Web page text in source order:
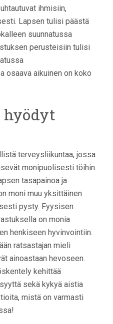
ihmisiin,
Lapsen tulisi päästä
suunnatussa
perusteisiin tulisi
osaava aikuinen on koko
hyödyt
terveysliikuntaa, jossa
monipuolisesti töihin.
tasapainoa ja
moni muu yksittäinen
pysty. Fyysisen
on monia
henkiseen hyvinvointiin.
ratsastajan mieli
ainoastaan hevoseen.
kehittää
sekä kykyä aistia
mistä on varmasti